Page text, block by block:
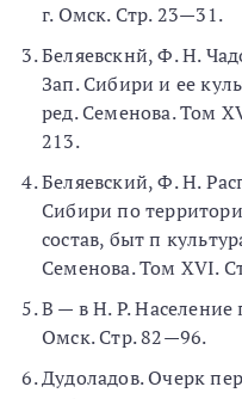
г. Омск. Стр. 23—31.
Беляевскнй, Ф. Н.
Зап. Сибири и ее
ред. Семенова. Том
213.
Беляевский, Ф. Н.
Сибири по
состав, быт п
Семенова. Том XVI.
В — в Н. Р. Население
Омск. Стр. 82—96.
Дудоладов. Очерк